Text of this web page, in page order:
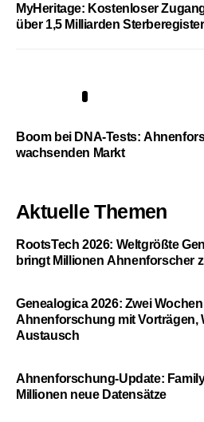
MyHeritage: Kostenloser
über 1,5 Milliarden
Boom bei DNA-Tests:
wachsenden Markt
Aktuelle Themen
RootsTech 2026: Weltgrößte
bringt Millionen Ahnenforscher
Genealogica 2026: Zwei
Ahnenforschung mit Vorträgen,
Austausch
Ahnenforschung-Update:
Millionen neue Datensätze